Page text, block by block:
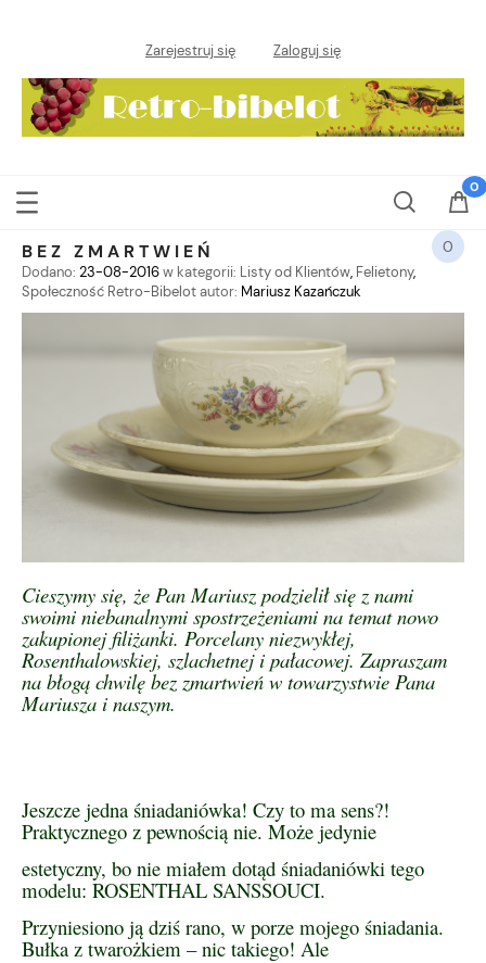
Zarejestruj się Zaloguj się
BEZ ZMARTWIEŃ 0
Dodano: 23-08-2016w kategorii: Listy od Klientów, Felietony,
Społeczność Retro-Bibelotautor: Mariusz Kazańczuk
Cieszymy się, że Pan Mariusz podzielił się z nami
swoimi niebanalnymi spostrzeżeniami na temat nowo
zakupionej filiżanki. Porcelany niezwykłej,
Rosenthalowskiej, szlachetnej i pałacowej. Zapraszam
na błogą chwilę bez zmartwień w towarzystwie Pana
Mariusza i naszym.
Jeszcze jedna śniadaniówka! Czy to ma sens?!
Praktycznego z pewnością nie. Może jedynie
estetyczny, bo nie miałem dotąd śniadaniówki tego
modelu: ROSENTHAL SANSSOUCI.
Przyniesiono ją dziś rano, w porze mojego śniadania.
Bułka z twarożkiem – nic takiego! Ale